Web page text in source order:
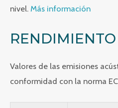
nivel. Más información
Valores de las emisiones
conformidad con la norma